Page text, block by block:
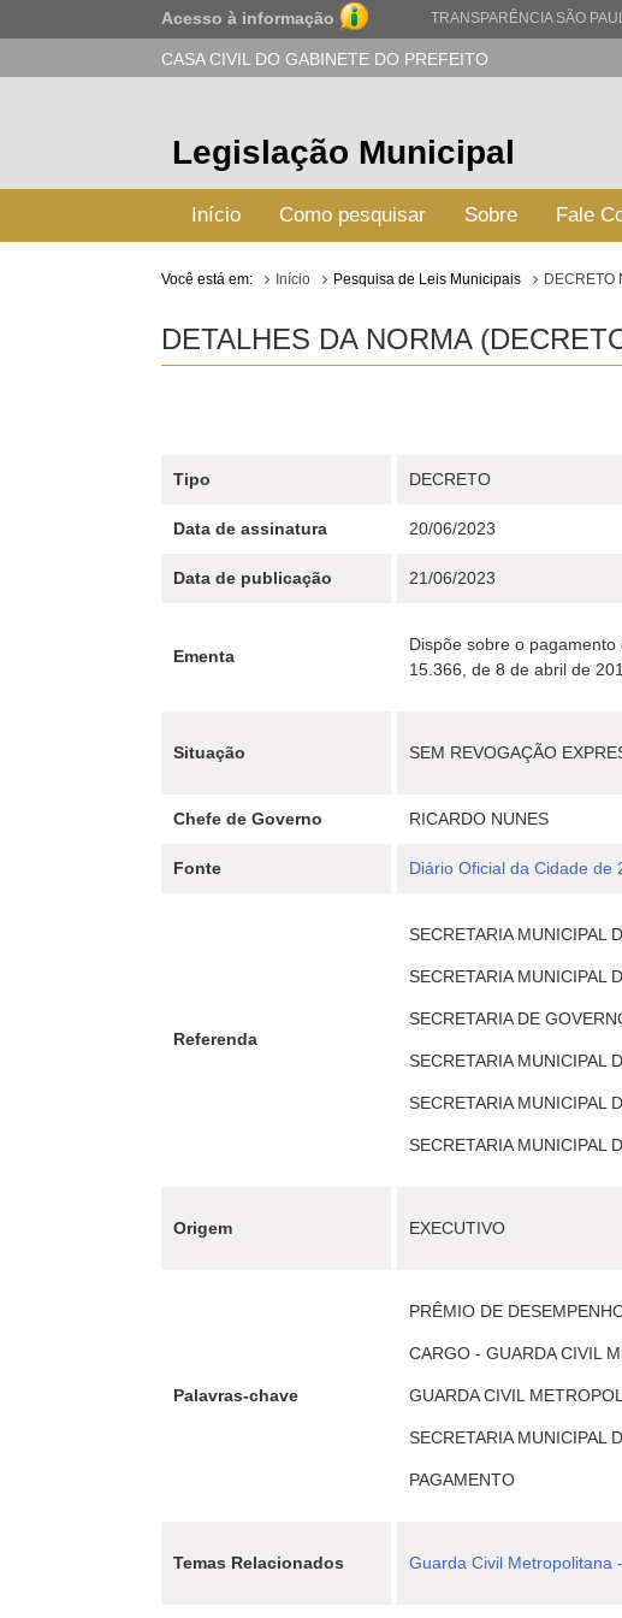
Acesso à informação TRANSPARÊNCIA SÃO
CASA CIVIL DO GABINETE DO PREFEITO
Legislação Municipal
Início Como pesquisar Sobre Fale
Você está em: Início Pesquisa de Leis Municipais DECRETO
DETALHES DA NORMA
Tipo DECRETO
Data de assinatura 20/06/2023
Data de publicação 21/06/2023
Ementa
Dispõe sobre o
15.366, de 8 de abril de
Situação SEM REVOGAÇÃO
Chefe de Governo RICARDO NUNES
Fonte Diário Oficial da Cidade de
Referenda
SECRETARIA MUNICIPAL
SECRETARIA MUNICIPAL
SECRETARIA DE
SECRETARIA MUNICIPAL
SECRETARIA MUNICIPAL
SECRETARIA MUNICIPAL
Origem EXECUTIVO
Palavras-chave
PRÊMIO DE
CARGO - GUARDA CIVIL
GUARDA CIVIL
SECRETARIA MUNICIPAL
PAGAMENTO
Temas Relacionados Guarda Civil Metropolitana